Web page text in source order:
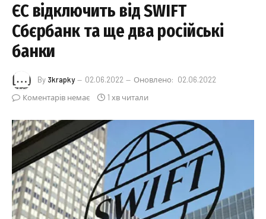
ЄС відключить від SWIFT
Сбєрбанк та ще два російські
банки
By 3krapky 02.06.2022 Оновлено: 02.06.2022
Коментарів немає
1 хв читали